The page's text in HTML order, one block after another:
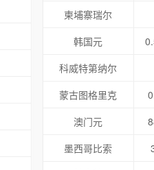
柬埔寨瑞尔
韩国元
科威特第纳尔
蒙古图格里克
澳门元
墨西哥比索